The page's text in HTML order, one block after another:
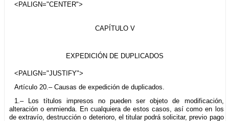
<PALIGN="CENTER">
CAPÍTULO V
EXPEDICIÓN DE DUPLICADOS
<PALIGN="JUSTIFY">
Artículo 20.– Causas de expedición de duplicados.
1.– Los títulos impresos no pueden ser objeto de modificación,
alteración o enmienda. En cualquiera de estos casos, así como en los
de extravío, destrucción o deterioro, el titular podrá solicitar, previo pago